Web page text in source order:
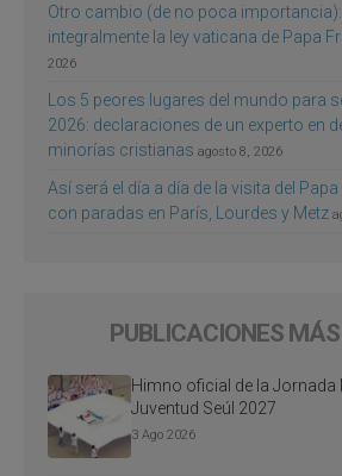
Otro cambio (de no poca
integralmente la ley vaticana de Papa
2026
Los 5 peores lugares del mundo para
2026: declaraciones de un experto en
minorías cristianas agosto 8, 2026
Así será el día a día de la visita del
con paradas en París, Lourdes y Metz
PUBLICACIONES
Himno oficial de la Jornada
Juventud Seúl 2027
3 Ago 2026